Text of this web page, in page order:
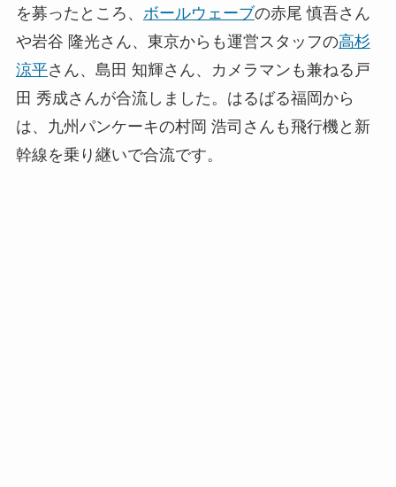
を募ったところ、 ボールウェーブの赤尾 慎吾さん
や岩谷 隆光さん、東京からも運営スタッフの高杉
涼平さん、島田 知輝さん、カメラマンも兼ねる戸
田 秀成さんが合流しました。はるばる福岡から
は、九州パンケーキの村岡 浩司さんも飛行機と新
幹線を乗り継いで合流です。